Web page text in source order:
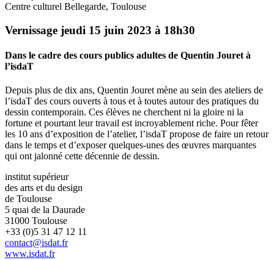
Centre culturel Bellegarde, Toulouse
Vernissage jeudi 15 juin 2023 à 18h30
Dans le cadre des cours publics adultes de Quentin Jouret à
l’isdaT
Depuis plus de dix ans, Quentin Jouret mène au sein des ateliers de
l’isdaT des cours ouverts à tous et à toutes autour des pratiques du
dessin contemporain. Ces élèves ne cherchent ni la gloire ni la
fortune et pourtant leur travail est incroyablement riche. Pour fêter
les 10 ans d’exposition de l’atelier, l’isdaT propose de faire un retour
dans le temps et d’exposer quelques-unes des œuvres marquantes
qui ont jalonné cette décennie de dessin.
institut supérieur
des arts et du design
de Toulouse
5 quai de la Daurade
31000 Toulouse
+33 (0)5 31 47 12 11
contact@isdat.fr
www.isdat.fr